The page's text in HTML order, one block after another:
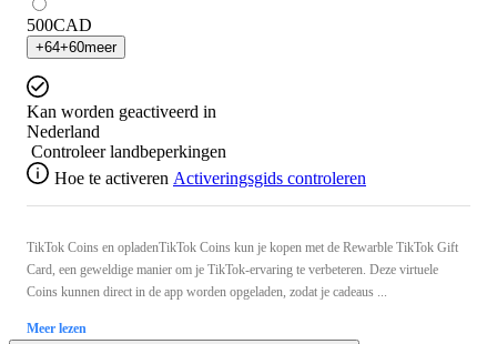
500CAD
+64+60meer
Kan worden geactiveerd in
Nederland
Controleer landbeperkingen
Hoe te activeren Activeringsgids controleren
TikTok Coins en opladenTikTok Coins kun je kopen met de Rewarble TikTok Gift
Card, een geweldige manier om je TikTok-ervaring te verbeteren. Deze virtuele
Coins kunnen direct in de app worden opgeladen, zodat je cadeaus ...
Meer lezen